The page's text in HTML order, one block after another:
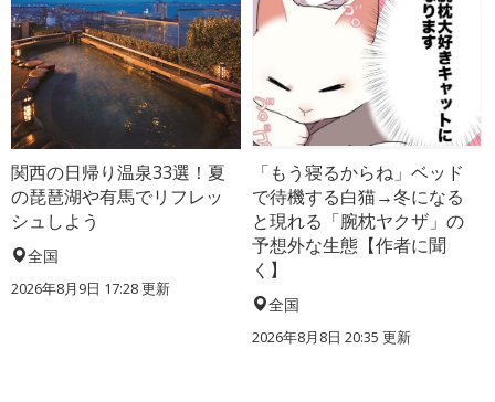
関西の日帰り温泉33選！夏
の琵琶湖や有馬でリフレッ
シュしよう
全国
2026年8月9日 17:28更新
「もう寝るからね」ベッド
で待機する白猫→冬になる
と現れる「腕枕ヤクザ」の
予想外な生態【作者に聞
く】
全国
2026年8月8日 20:35 更新